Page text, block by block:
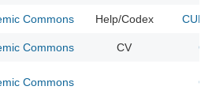
Commons Help/Codex
Commons CV
Commons